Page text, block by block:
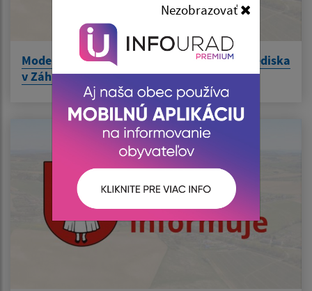
Nezobrazovať
Modernizácia vstupnej haly kultúrneho strediska
v Záhradnom